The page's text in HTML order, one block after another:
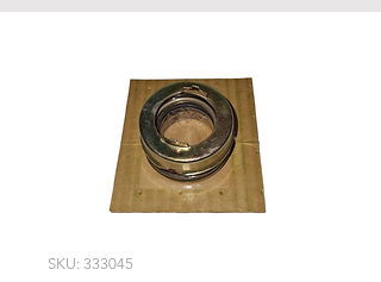
SKU: 333045